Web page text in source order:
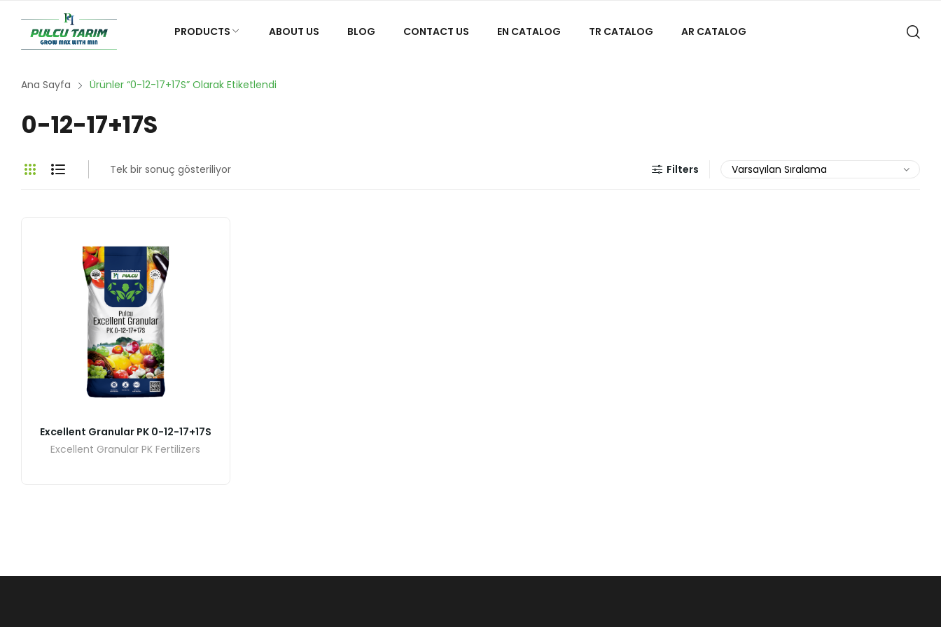
PRODUCTS ABOUT US BLOG CONTACT US EN CATALOG TR CATALOG AR CATALOG
Ana Sayfa Ürünler “0-12-17+17S” Olarak Etiketlendi
0-12-17+17S
Tek bir sonuç gösteriliyor Filters
Excellent Granular PK 0-12-17+17S
Excellent Granular PK Fertilizers